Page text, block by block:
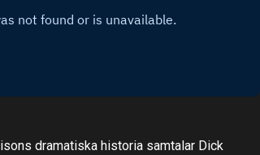
dramatiska historia samtalar Dick